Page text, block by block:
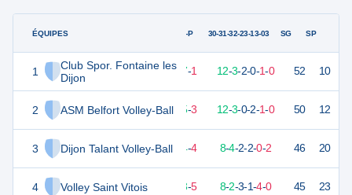
ÉQUIPES
1
Club Spor. Fontaine les
Dijon
2 ASM Belfort Volley-Ball
3 Dijon Talant Volley-Ball
4 Volley Saint Vitois
G-P 30-31-32-23-13-03 SG SP
49 18 17-1 12-3-2-0-1-0 52 10
47 18 15-3 12-3-0-2-1-0 50 12
42 18 14-4 8-4-2-2-0-2 46 20
37 13-5 8-2-3-1-4-0 45 23